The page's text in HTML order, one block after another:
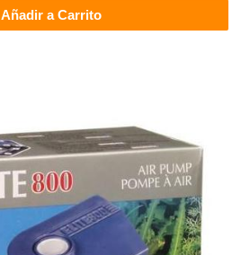
Añadir a Carrito